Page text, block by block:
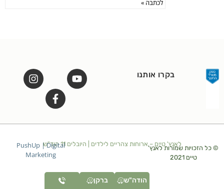
לכתבה »
בקרו אותנו
לאנץ' טיים – ארוחות צהריים לילדים | היובלים 11 הוד"ש
© כל הזכויות שמורות לאנץ'
טיים 2021
PushUp | Digital
Marketing
הודה"ש ברקן